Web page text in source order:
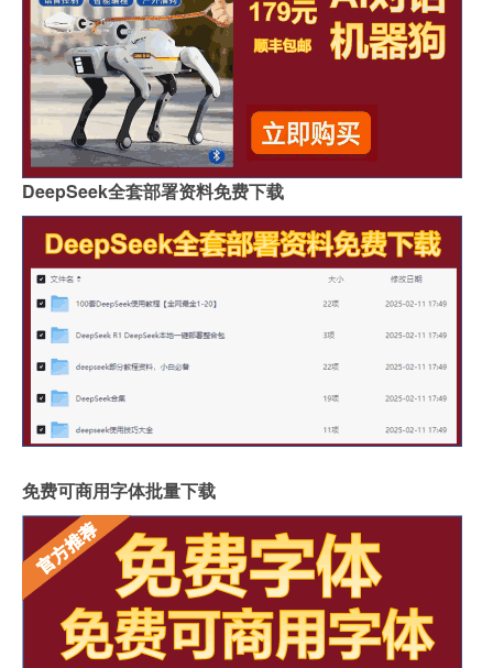
DeepSeek全套部署资料免费下载
免费可商用字体批量下载